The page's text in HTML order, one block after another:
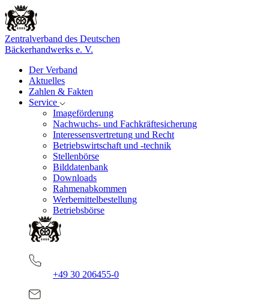
Zentralverband des Deutschen
Bäckerhandwerks e. V.
Der Verband
Aktuelles
Zahlen & Fakten
Service
Imageförderung
Nachwuchs- und Fachkräftesicherung
Interessensvertretung und Recht
Betriebswirtschaft und -technik
Stellenbörse
Bilddatenbank
Downloads
Rahmenabkommen
Werbemittelbestellung
Betriebsbörse
+49 30 206455-0